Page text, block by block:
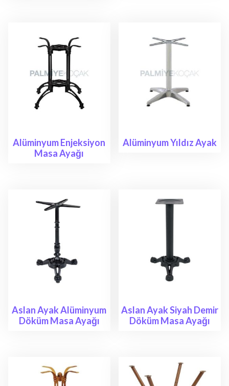
Alüminyum Enjeksiyon
Masa Ayağı
Alüminyum Yıldız Ayak
Aslan Ayak Alüminyum
Döküm Masa Ayağı
Aslan Ayak Siyah Demir
Döküm Masa Ayağı